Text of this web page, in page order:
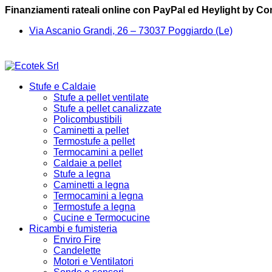
Finanziamenti rateali online con PayPal ed Heylight by
Via Ascanio Grandi, 26 – 73037 Poggiardo (Le)
Stufe e Caldaie
Stufe a pellet ventilate
Stufe a pellet canalizzate
Policombustibili
Caminetti a pellet
Termostufe a pellet
Termocamini a pellet
Caldaie a pellet
Stufe a legna
Caminetti a legna
Termocamini a legna
Termostufe a legna
Cucine e Termocucine
Ricambi e fumisteria
Enviro Fire
Candelette
Motori e Ventilatori